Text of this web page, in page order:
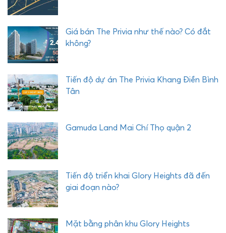
Giá bán The Privia như thế nào? Có đắt
không?
Tiến độ dự án The Privia Khang Điền Bình
Tân
Gamuda Land Mai Chí Thọ quận 2
Tiến độ triển khai Glory Heights đã đến
giai đoạn nào?
Mặt bằng phân khu Glory Heights